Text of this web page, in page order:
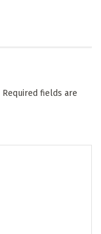
Required fields are